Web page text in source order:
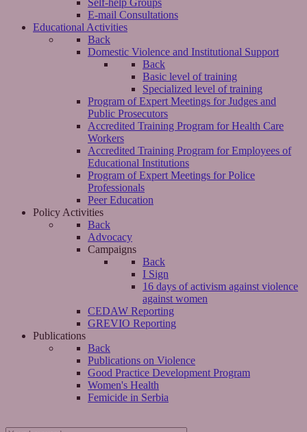
Self-help Groups
E-mail Consultations
Educational Activities
Back
Domestic Violence and Institutional Support
Back
Basic level of training
Specialized level of training
Program of Expert Meetings for Judges and
Public Prosecutors
Accredited Training Program for Health Care
Workers
Accredited Training Program for Employees of
Educational Institutions
Program of Expert Meetings for Police
Professionals
Peer Education
Policy Activities
Back
Advocacy
Campaigns
Back
I Sign
16 days of activism against violence
against women
CEDAW Reporting
GREVIO Reporting
Publications
Back
Publications on Violence
Good Practice Development Program
Women's Health
Femicide in Serbia